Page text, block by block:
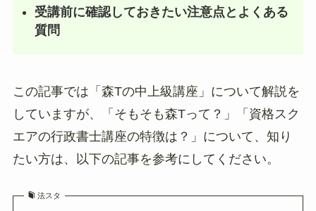
受講前に確認しておきたい注意点とよくある
質問
この記事では「森Tの中上級講座」について解説を
していますが、「そもそも森Tって？」「資格スク
エアの行政書士講座の特徴は？」について、知り
たい方は、以下の記事を参考にしてください。
法スタ